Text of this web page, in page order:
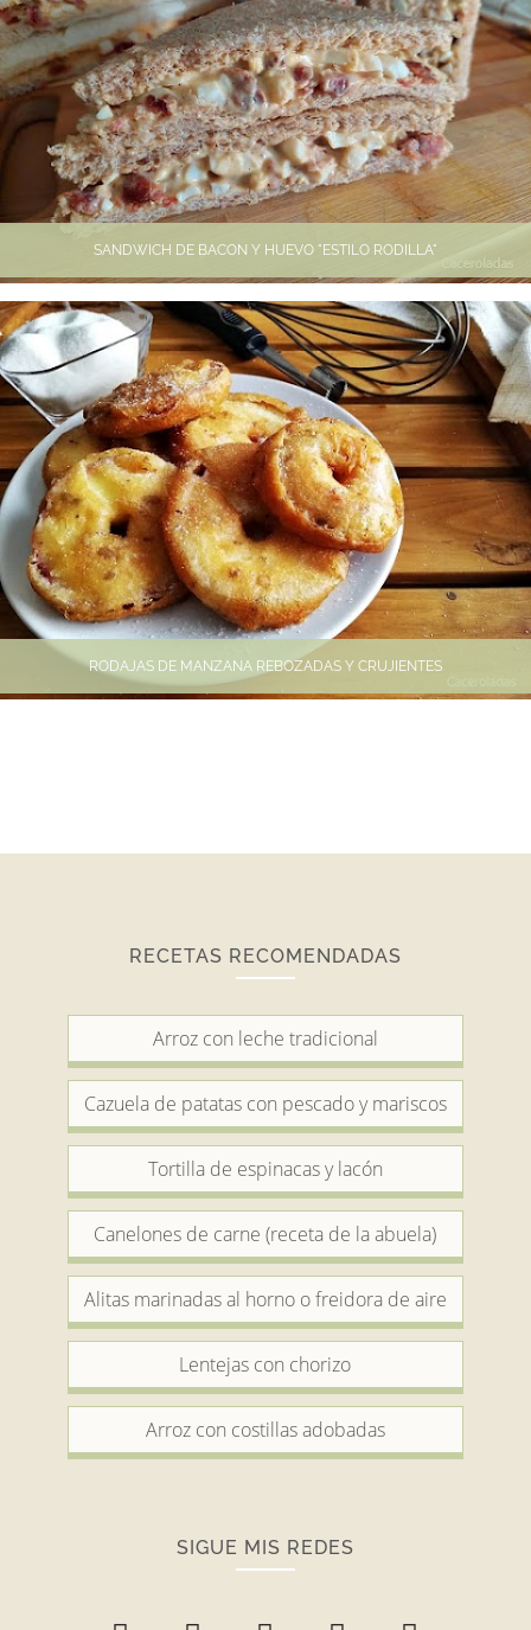
SANDWICH DE BACON Y HUEVO "ESTILO RODILLA"
RODAJAS DE MANZANA REBOZADAS Y CRUJIENTES
RECETAS RECOMENDADAS
Arroz con leche tradicional
Cazuela de patatas con pescado y mariscos
Tortilla de espinacas y lacón
Canelones de carne (receta de la abuela)
Alitas marinadas al horno o freidora de aire
Lentejas con chorizo
Arroz con costillas adobadas
SIGUE MIS REDES